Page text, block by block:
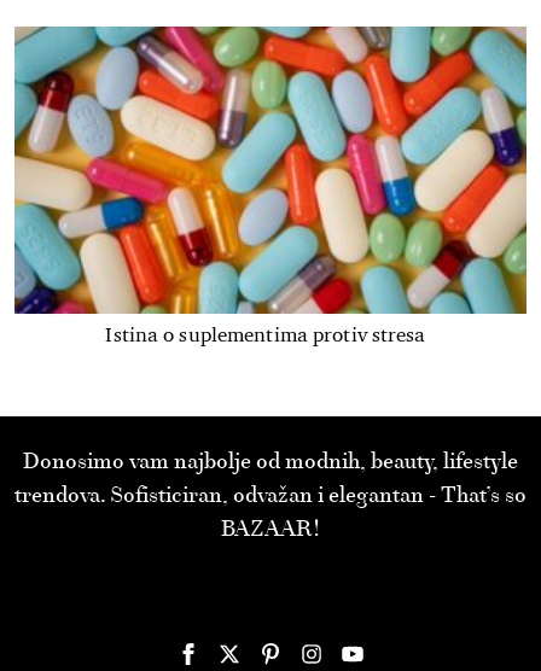
Istina o suplementima protiv stresa
Donosimo vam najbolje od modnih, beauty, lifestyle
trendova. Sofisticiran, odvažan i elegantan - That’s so
BAZAAR!